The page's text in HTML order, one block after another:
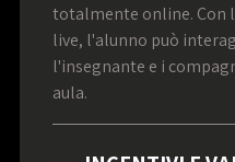
totalmente online. Con
live, l'alunno può
l'insegnante e i
aula.